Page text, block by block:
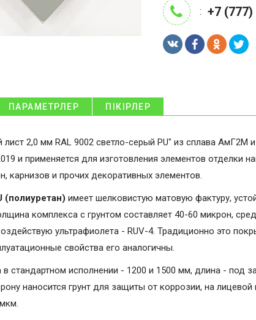
: +7
ПАРАМЕТРЛЕР ПІКІРЛЕР
2,0 мм RAL 9002 светло-серый PU" из сплава АмГ2М
и применяется для изготовления элементов отделки
карнизов и прочих декоративных элементов.
(полиуретан) имеет шелковистую матовую фактуру,
комплекса с грунтом составляет 40-60 микрон,
ультрафиолета - RUV-4. Традиционно это
свойства его аналогичны.
в стандартном исполнении - 1200 и 1500 мм, длина - под
наносится грунт для защиты от коррозии, на